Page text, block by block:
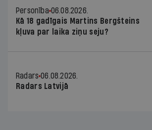
Personība 06.08.2026.
Kā 18 gadīgais Martins Bergšteins
kļuva par laika ziņu seju?
Radars 06.08.2026.
Radars Latvijā